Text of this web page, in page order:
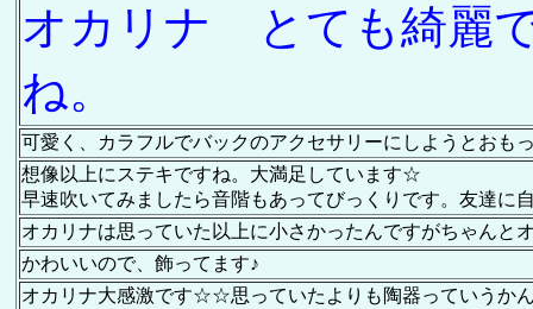
オカリナ とても綺麗
ね。
可愛く、カラフルでバックのアクセサリーにしようとおも
想像以上にステキですね。大満足しています☆
早速吹いてみましたら音階もあってびっくりです。友達に
オカリナは思っていた以上に小さかったんですがちゃんと
かわいいので、飾ってます♪
オカリナ大感激です☆☆思っていたよりも陶器っていうか